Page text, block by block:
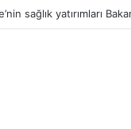
sağlık yatırımları